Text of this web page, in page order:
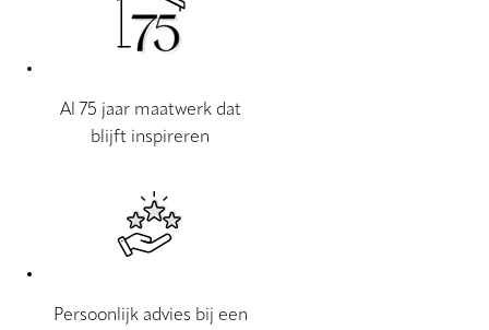
Al 75 jaar maatwerk dat
blijft inspireren
Persoonlijk advies bij een